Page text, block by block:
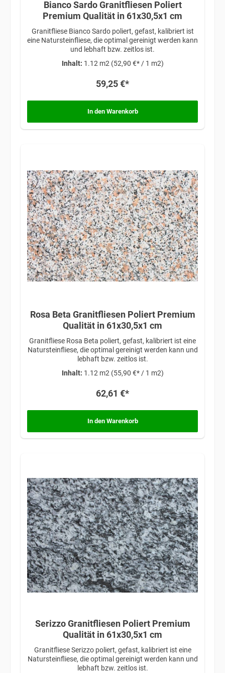
Bianco Sardo Granitfliesen Poliert
Premium Qualität in 61x30,5x1 cm
Granitfliese Bianco Sardo poliert, gefast, kalibriert ist
eine Natursteinfliese, die optimal gereinigt werden kann
und lebhaft bzw. zeitlos ist.
Inhalt: 1.12 m2 (52,90 €* / 1 m2)
59,25 €*
In den Warenkorb
Rosa Beta Granitfliesen Poliert Premium
Qualität in 61x30,5x1 cm
Granitfliese Rosa Beta poliert, gefast, kalibriert ist eine
Natursteinfliese, die optimal gereinigt werden kann und
lebhaft bzw. zeitlos ist.
Inhalt: 1.12 m2 (55,90 €* / 1 m2)
62,61 €*
In den Warenkorb
Serizzo Granitfliesen Poliert Premium
Qualität in 61x30,5x1 cm
Granitfliese Serizzo poliert, gefast, kalibriert ist eine
Natursteinfliese, die optimal gereinigt werden kann und
lebhaft bzw. zeitlos ist.